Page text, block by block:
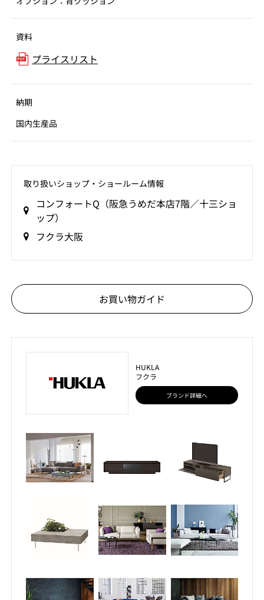
資料
プライスリスト
納期
国内生産品
取り扱いショップ‧ショールーム情報
コンフォートQ（阪急うめだ本店7階／十三ショ
ップ）
フクラ大阪
お買い物ガイド
HUKLA
フクラ
ブランド詳細へ